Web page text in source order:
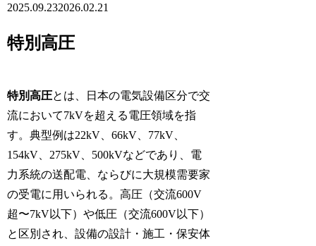
2025.09.232026.02.21
特別高圧
特別高圧とは、日本の電気設備区分で交
流において7kVを超える電圧領域を指
す。典型例は22kV、66kV、77kV、
154kV、275kV、500kVなどであり、電
力系統の送配電、ならびに大規模需要家
の受電に用いられる。高圧（交流600V
超〜7kV以下）や低圧（交流600V以下）
と区別され、設備の設計・施工・保安体